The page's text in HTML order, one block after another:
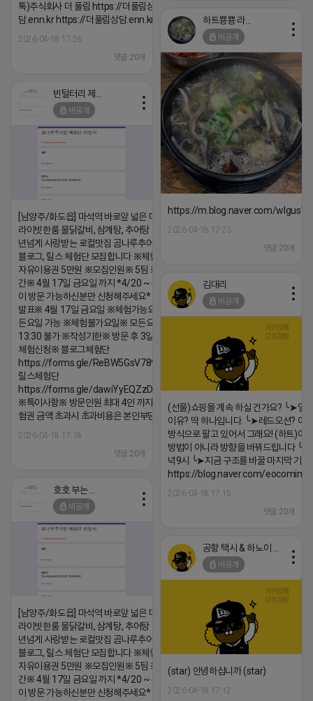
톡)주식회사 더 풀림 https://더풀림상
담.enn.kr https://더풀림상담.enn.kr
2026-04-18 17:26
댓글:20개
하트뿅뿅 라이언
비공개
https://m.blog.naver.com/
2026-04-18 17:23
댓글:20개
비공개
[남양주/화도읍] 마석역 바로앞 넓은 매장과, 프
라이빗한룸 물닭갈비, 삼계탕, 추어탕 맛집 10
년넘게 사랑받는 로컬맛집 곰나루추어탕에서
블로그, 릴스 체험단 모집합니다 ※체험메뉴※
자유이용권 5만원 ※모집인원※ 5팀 ※모집기
간※ 4월 17일 금요일 까지 *4/20 ~ 4/26 사
이 방문 가능하신분만 신청해주세요* ※체험단
발표※ 4월 17일 금요일 ※체험가능요일※ 모
든요일 가능 ※체험불가요일※ 모든요일 12 ~
13:30 불가 ※작성기한※ 방문 후 3일 이내 ※
체험신청※ 블로그체험단
https://forms.gle/ReBW5GsV789ur2Pz6
릴스체험단
https://forms.gle/dawiYyEQZzDdqf8W8
※특이사항※ 방문인원 최대 4인 까지 가능 체
험권 금액 초과시 초과비용은 본인부담입니다.
2026-04-18 17:18
댓글:20개
김대리
비공개
(선물)쇼핑몰 계속 하실 건가요? ╰➤열
이유? 딱 하나입니다. ╰➤레드오션? 아
방식으로 팔고 있어서 그래요! (하트)이
방법이 아니라 방향을 바꿔드립니다
녁9시 ╰➤지금 구조를 바꿀 마지막 기회
https://blog.naver.com/eocomim/
2026-04-18 17:15
댓글:20개
비공개
[남양주/화도읍] 마석역 바로앞 넓은 매장과, 프
라이빗한룸 물닭갈비, 삼계탕, 추어탕 맛집 10
년넘게 사랑받는 로컬맛집 곰나루추어탕에서
블로그, 릴스 체험단 모집합니다 ※체험메뉴※
자유이용권 5만원 ※모집인원※ 5팀 ※모집기
간※ 4월 17일 금요일 까지 *4/20 ~ 4/26 사
이 방문 가능하신분만 신청해주세요* ※체험단
비공개
(star) 안녕하십니까 (star)
2026-04-18 17:12